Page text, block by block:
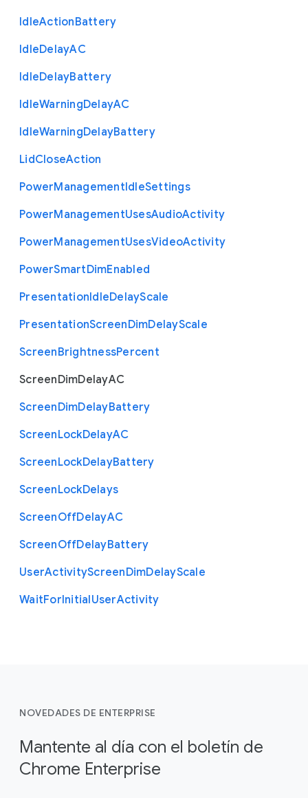
IdleActionBattery
IdleDelayAC
IdleDelayBattery
IdleWarningDelayAC
IdleWarningDelayBattery
LidCloseAction
PowerManagementIdleSettings
PowerManagementUsesAudioActivity
PowerManagementUsesVideoActivity
PowerSmartDimEnabled
PresentationIdleDelayScale
PresentationScreenDimDelayScale
ScreenBrightnessPercent
ScreenDimDelayAC
ScreenDimDelayBattery
ScreenLockDelayAC
ScreenLockDelayBattery
ScreenLockDelays
ScreenOffDelayAC
ScreenOffDelayBattery
UserActivityScreenDimDelayScale
WaitForInitialUserActivity
NOVEDADES DE ENTERPRISE
Mantente al día con el boletín de
Chrome Enterprise